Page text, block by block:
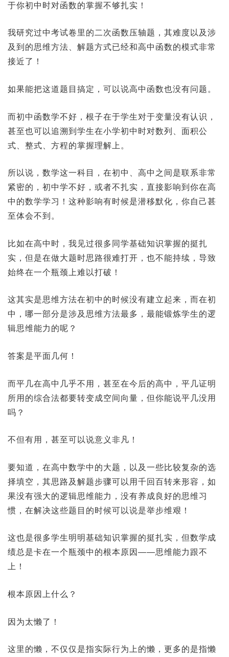
于你初中时对函数的掌握不够扎实！
我研究过中考试卷里的二次函数压轴题，其难度以及涉
及到的思维方法、解题方式已经和高中函数的模式非常
接近了！
如果能把这道题目搞定，可以说高中函数也没有问题。
而初中函数学不好，根子在于学生对于变量没有认识，
甚至也可以追溯到学生在小学初中时对数列、面积公
式、整式、方程的掌握理解上。
所以说，数学这一科目，在初中、高中之间是联系非常
紧密的，初中学不好，或者不扎实，直接影响到你在高
中的数学学习！这种影响有时候是潜移默化，你自己甚
至体会不到。
比如在高中时，我见过很多同学基础知识掌握的挺扎
实，但是在做大题时思路很难打开，也不能持续，导致
始终在一个瓶颈上难以打破！
这其实是思维方法在初中的时候没有建立起来，而在初
中，哪一部分是涉及思维方法最多，最能锻炼学生的逻
辑思维能力的呢？
答案是平面几何！
而平几在高中几乎不用，甚至在今后的高中，平几证明
所用的综合法都要转变成空间向量，但你能说平几没用
吗？
不但有用，甚至可以说意义非凡！
要知道，在高中数学中的大题，以及一些比较复杂的选
择填空，其思路及解题步骤可以用千回百转来形容，如
果没有强大的逻辑思维能力，没有养成良好的思维习
惯，在解决这些题目的时候可以说是举步维艰！
这也是很多学生明明基础知识掌握的挺扎实，但数学成
绩总是卡在一个瓶颈中的根本原因——思维能力跟不
上！
根本原因上什么？
因为太懒了！
这里的懒，不仅仅是指实际行为上的懒，更多的是指懒